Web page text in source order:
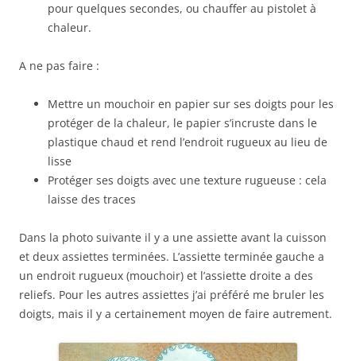
pour quelques secondes, ou chauffer au pistolet à
chaleur.
A ne pas faire :
Mettre un mouchoir en papier sur ses doigts pour les
protéger de la chaleur, le papier s’incruste dans le
plastique chaud et rend l’endroit rugueux au lieu de
lisse
Protéger ses doigts avec une texture rugueuse : cela
laisse des traces
Dans la photo suivante il y a une assiette avant la cuisson
et deux assiettes terminées. L’assiette terminée gauche a
un endroit rugueux (mouchoir) et l’assiette droite a des
reliefs. Pour les autres assiettes j’ai préféré me bruler les
doigts, mais il y a certainement moyen de faire autrement.